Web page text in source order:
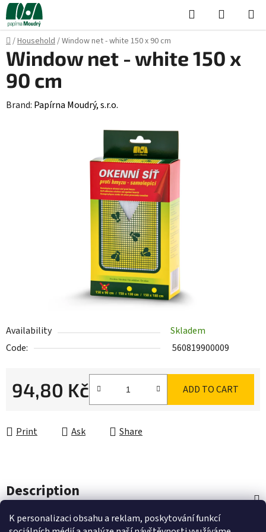
K personalizaci obsahu a reklam, poskytování funkcí
Skip
to
content
Search
CART
Home
/Household/Window net - white 150 x 90 cm
Availability
Skladem
Code:
560819900009
94,80 Kč ADD TO CART
Print Ask Share
Window net - white 150 x
90 cm
Brand: Papírna Moudrý, s.r.o.
Description
Discussion